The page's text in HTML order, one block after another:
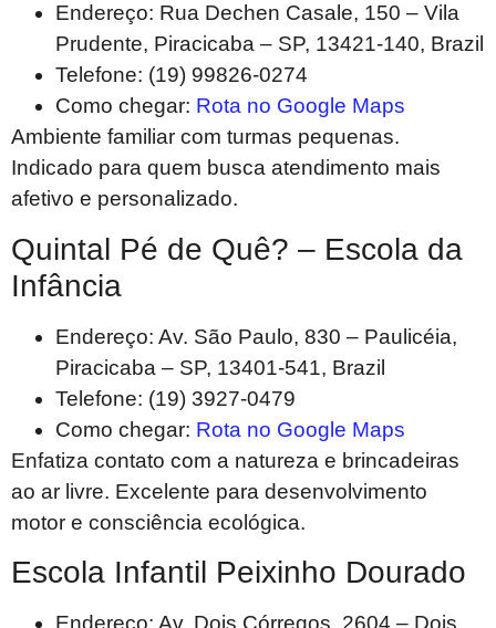
Endereço: Rua Dechen Casale, 150 – Vila
Prudente, Piracicaba – SP, 13421-140, Brazil
Telefone: (19) 99826-0274
Como chegar: Rota no Google Maps
Ambiente familiar com turmas pequenas.
Indicado para quem busca atendimento mais
afetivo e personalizado.
Quintal Pé de Quê? – Escola da
Infância
Endereço: Av. São Paulo, 830 – Paulicéia,
Piracicaba – SP, 13401-541, Brazil
Telefone: (19) 3927-0479
Como chegar: Rota no Google Maps
Enfatiza contato com a natureza e brincadeiras
ao ar livre. Excelente para desenvolvimento
motor e consciência ecológica.
Escola Infantil Peixinho Dourado
Endereço: Av. Dois Córregos, 2604 – Dois